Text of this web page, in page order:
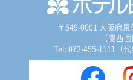
〒549-0001 大阪府
（関西
Tel: 072-455-1111（代